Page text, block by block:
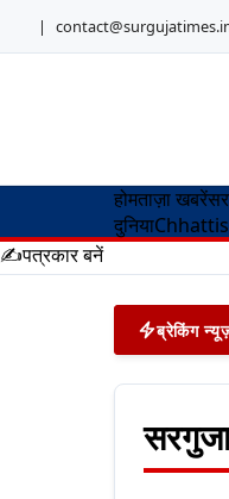
|
होमताज़ा खबरें
दुनिया
✍️पत्रकार बनें
ब्रेकिंग